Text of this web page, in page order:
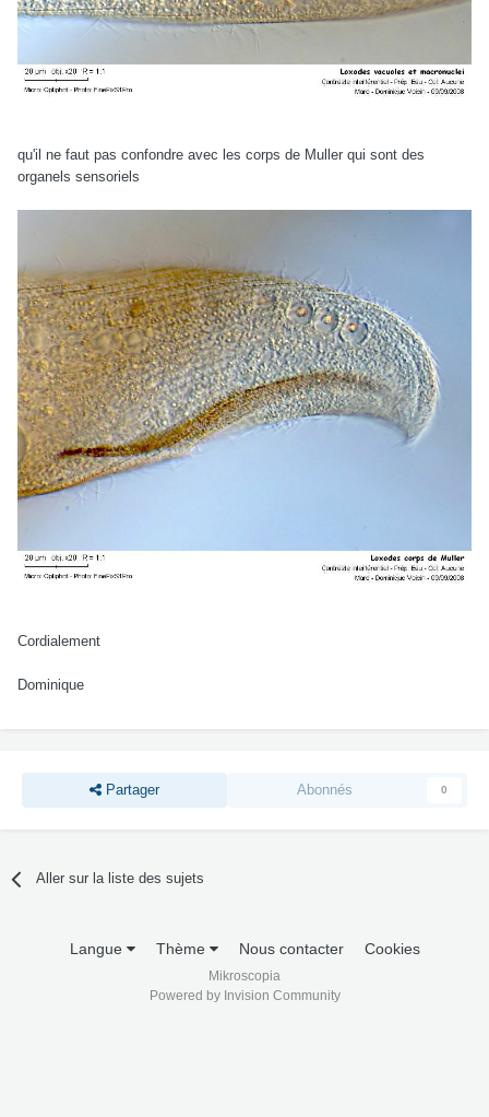
qu'il ne faut pas confondre avec les corps de Muller qui sont des
organels sensoriels
Cordialement
Dominique
Partager Abonnés 0
Aller sur la liste des sujets
Langue Thème Nous contacter Cookies
Mikroscopia
Powered by Invision Community